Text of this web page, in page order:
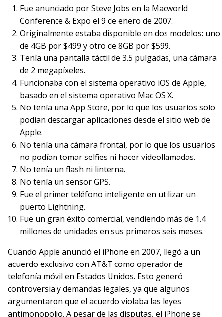
Fue anunciado por Steve Jobs en la Macworld
Conference & Expo el 9 de enero de 2007.
Originalmente estaba disponible en dos modelos: uno
de 4GB por $499 y otro de 8GB por $599.
Tenía una pantalla táctil de 3.5 pulgadas, una cámara
de 2 megapíxeles.
Funcionaba con el sistema operativo iOS de Apple,
basado en el sistema operativo Mac OS X.
No tenía una App Store, por lo que los usuarios solo
podían descargar aplicaciones desde el sitio web de
Apple.
No tenía una cámara frontal, por lo que los usuarios
no podían tomar selfies ni hacer videollamadas.
No tenía un flash ni linterna.
No tenía un sensor GPS.
Fue el primer teléfono inteligente en utilizar un
puerto Lightning.
Fue un gran éxito comercial, vendiendo más de 1.4
millones de unidades en sus primeros seis meses.
Cuando Apple anunció el iPhone en 2007, llegó a un
acuerdo exclusivo con AT&T como operador de
telefonía móvil en Estados Unidos. Esto generó
controversia y demandas legales, ya que algunos
argumentaron que el acuerdo violaba las leyes
antimonopolio. A pesar de las disputas, el iPhone se